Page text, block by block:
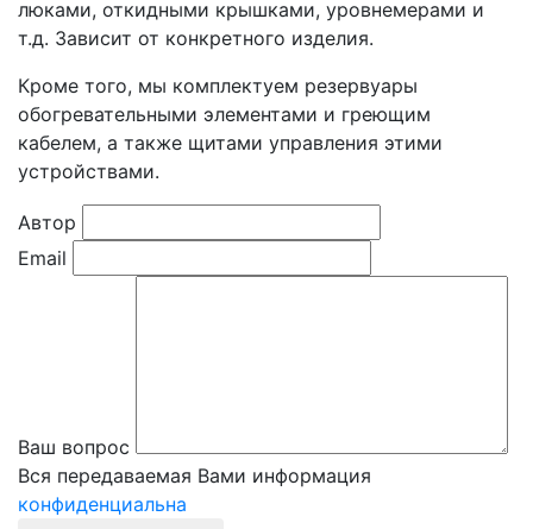
люками, откидными крышками, уровнемерами и
т.д. Зависит от конкретного изделия.
Кроме того, мы комплектуем резервуары
обогревательными элементами и греющим
кабелем, а также щитами управления этими
устройствами.
Автор
Email
Ваш вопрос
Вся передаваемая Вами информация
конфиденциальна